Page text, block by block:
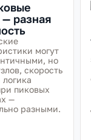
разная
могут
но
скорость
пиковых
—
разными.